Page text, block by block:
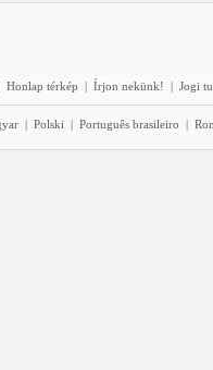
Honlap térkép | Írjon nekünk! | Jogi
| Polski | Português brasileiro |